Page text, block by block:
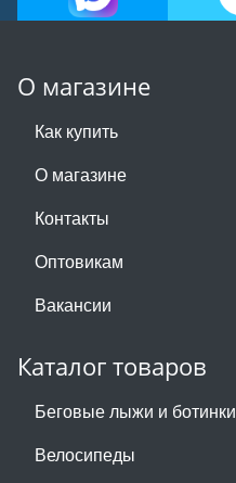
О магазине
Как купить
О магазине
Контакты
Оптовикам
Вакансии
Каталог товаров
Беговые лыжи и ботинки
Велосипеды